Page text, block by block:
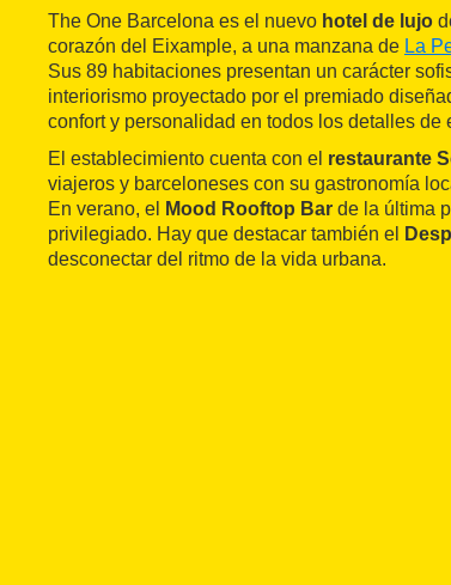
The One Barcelona es el nuevo hotel de lujo
corazón del Eixample, a una manzana de La
Sus 89 habitaciones presentan un carácter
interiorismo proyectado por el premiado
confort y personalidad en todos los detalles de
El establecimiento cuenta con el restaurante
viajeros y barceloneses con su gastronomía
En verano, el
Mood Rooftop Bar de la última
privilegiado. Hay que destacar también el
desconectar del ritmo de la vida urbana.